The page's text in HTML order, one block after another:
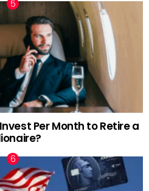
Per Month to Retire a